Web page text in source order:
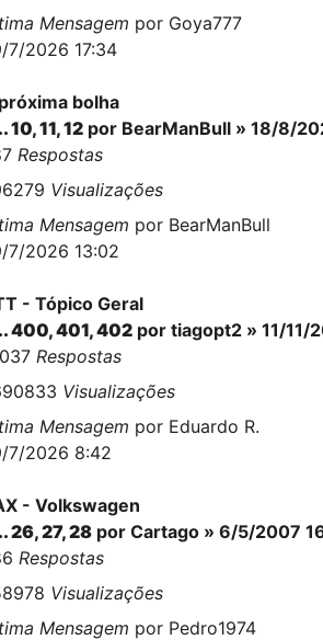
Mensagem por Goya777
7/2026 17:34
bolha
10,11,12 por BearManBull » 18/8/
Respostas
Visualizações
Mensagem por BearManBull
7/2026 13:02
- Tópico Geral
400,401,402 por tiagopt2 » 11/11/
Respostas
Visualizações
Mensagem por Eduardo R.
7/2026 8:42
- Volkswagen
26,27,28 por Cartago » 6/5/2007
Respostas
Visualizações
Mensagem por Pedro1974